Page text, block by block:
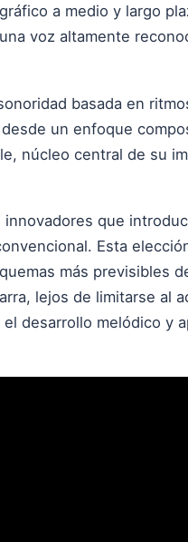
a medio y largo
voz altamente
basada en
un enfoque
núcleo central de su
que
Esta
más previsibles
lejos de limitarse al
desarrollo melódico y